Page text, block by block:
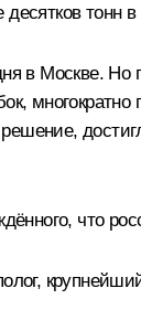
тонн в
Москве. Но
что